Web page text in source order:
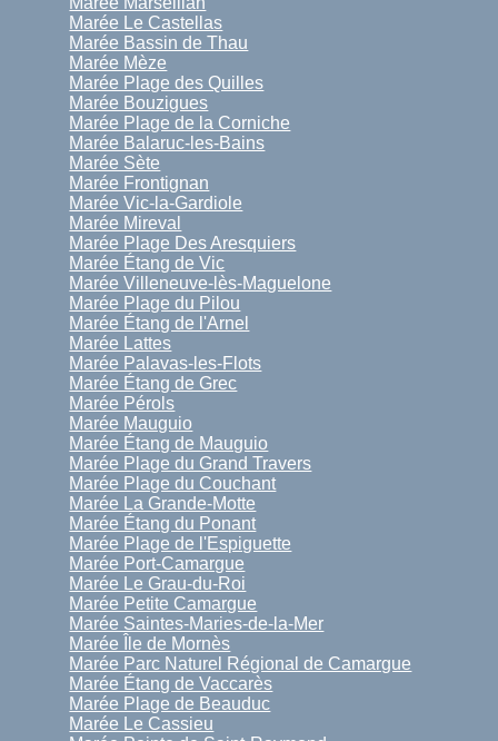
Marée Le Castellas
Marée Bassin de Thau
Marée Mèze
Marée Plage des Quilles
Marée Bouzigues
Marée Plage de la Corniche
Marée Balaruc-les-Bains
Marée Sète
Marée Frontignan
Marée Vic-la-Gardiole
Marée Mireval
Marée Plage Des Aresquiers
Marée Étang de Vic
Marée Villeneuve-lès-Maguelone
Marée Plage du Pilou
Marée Étang de l'Arnel
Marée Lattes
Marée Palavas-les-Flots
Marée Étang de Grec
Marée Pérols
Marée Mauguio
Marée Étang de Mauguio
Marée Plage du Grand Travers
Marée Plage du Couchant
Marée La Grande-Motte
Marée Étang du Ponant
Marée Plage de l'Espiguette
Marée Port-Camargue
Marée Le Grau-du-Roi
Marée Petite Camargue
Marée Saintes-Maries-de-la-Mer
Marée Île de Mornès
Marée Parc Naturel Régional de Camargue
Marée Étang de Vaccarès
Marée Plage de Beauduc
Marée Le Cassieu